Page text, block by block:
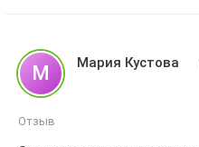
М Мария Кустова
Отзыв